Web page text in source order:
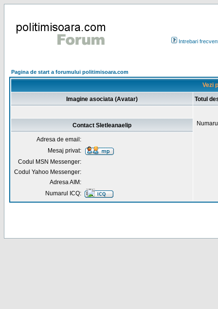
Intrebari
Pagina de start a forumului politimisoara.com
Vezi
Imagine asociata (Avatar) Totul
Contact Sletleanaelip
Adresa de email:
Mesaj privat:
Codul MSN Messenger:
Codul Yahoo Messenger:
Adresa AIM:
Numarul ICQ: